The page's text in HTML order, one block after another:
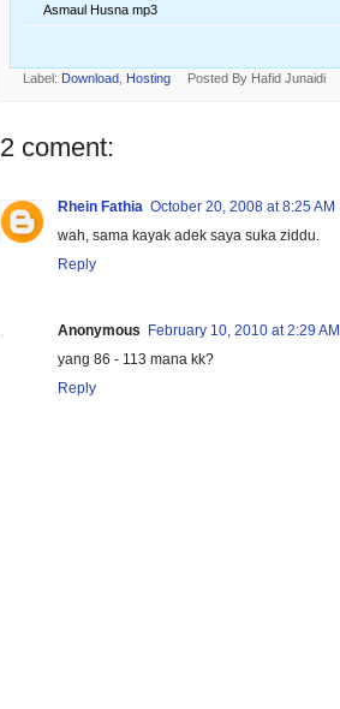
Asmaul Husna mp3
Label: Download, Hosting Posted By Hafid Junaidi
2 coment:
Rhein Fathia October 20, 2008 at 8:25 AM
wah, sama kayak adek saya suka ziddu.
Reply
Anonymous February 10, 2010 at 2:29 AM
yang 86 - 113 mana kk?
Reply